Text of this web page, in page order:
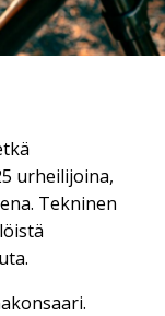
urheilijoina,
Tekninen